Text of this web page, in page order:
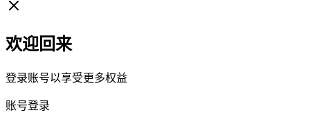
欢迎回来
登录账号以享受更多权益
账号登录